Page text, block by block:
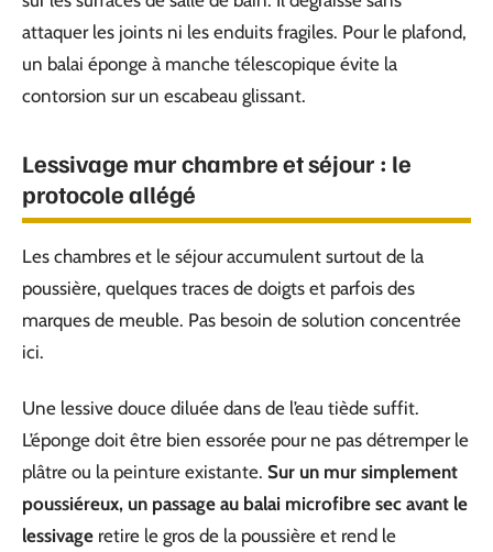
attaquer les joints ni les enduits fragiles. Pour le plafond,
un balai éponge à manche télescopique évite la
contorsion sur un escabeau glissant.
Lessivage mur chambre et séjour : le
protocole allégé
Les chambres et le séjour accumulent surtout de la
poussière, quelques traces de doigts et parfois des
marques de meuble. Pas besoin de solution concentrée
ici.
Une lessive douce diluée dans de l’eau tiède suffit.
L’éponge doit être bien essorée pour ne pas détremper le
plâtre ou la peinture existante. Sur un mur simplement
poussiéreux, un passage au balai microfibre sec avant le
lessivage retire le gros de la poussière et rend le